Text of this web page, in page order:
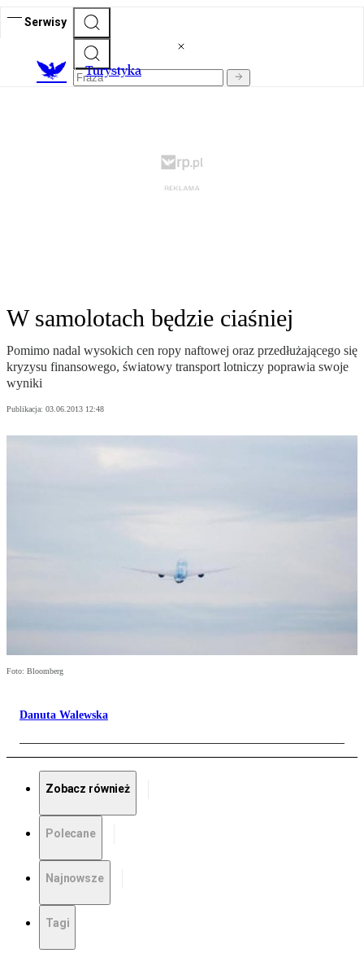
Serwisy
Turystyka
W samolotach będzie ciaśniej
Pomimo nadal wysokich cen ropy naftowej oraz przedłużającego się
kryzysu finansowego, światowy transport lotniczy poprawia swoje
wyniki
Publikacja: 03.06.2013 12:48
Foto: Bloomberg
Danuta Walewska
Zobacz również
Polecane
Najnowsze
Tagi